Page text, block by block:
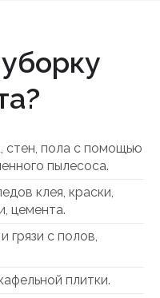
стен, пола с помощью
пылесоса.
клея, краски,
цемента.
грязи с полов,
плитки.